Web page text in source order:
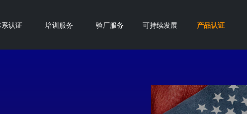
系认证 培训服务 验厂服务 可持续发展 产品认证